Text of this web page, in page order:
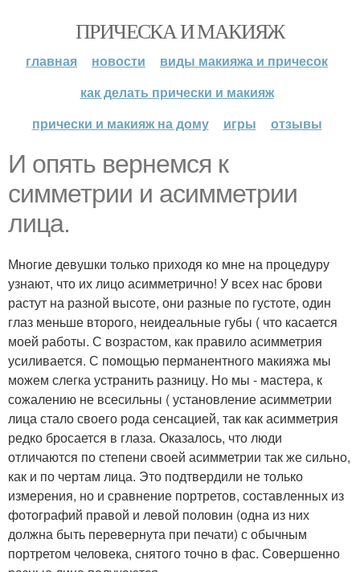
ПРИЧЕСКА И МАКИЯЖ
главная новости
виды макияжа и причесок
как делать прически и макияж
прически и макияж на дому
игры отзывы
И опять вернемся к
симметрии и асимметрии
лица.
Многие девушки только приходя ко мне на процедуру
узнают, что их лицо асимметрично! У всех нас брови
растут на разной высоте, они разные по густоте, один
глаз меньше второго, неидеальные губы ( что касается
моей работы. С возрастом, как правило асимметрия
усиливается. С помощью перманентного макияжа мы
можем слегка устранить разницу. Но мы - мастера, к
сожалению не всесильны ( установление асимметрии
лица стало своего рода сенсацией, так как асимметрия
редко бросается в глаза. Оказалось, что люди
отличаются по степени своей асимметрии так же сильно,
как и по чертам лица. Это подтвердили не только
измерения, но и сравнение портретов, составленных из
фотографий правой и левой половин (одна из них
должна быть перевернута при печати) с обычным
портретом человека, снятого точно в фас. Совершенно